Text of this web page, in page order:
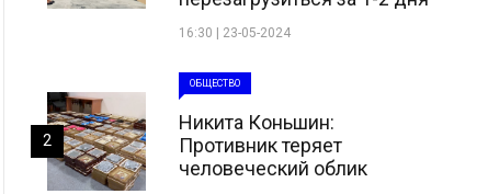
16:30 | 23-05-2024
ОБЩЕСТВО
Никита Коньшин:
Противник теряет
человеческий облик
2